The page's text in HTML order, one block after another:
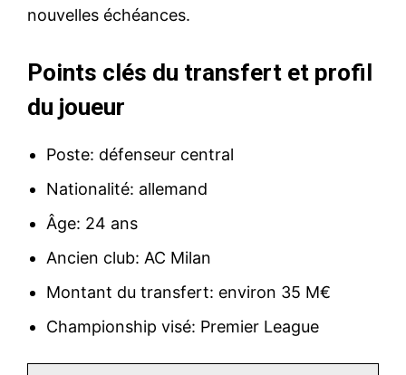
nouvelles échéances.
Points clés du transfert et profil
du joueur
Poste: défenseur central
Nationalité: allemand
Âge: 24 ans
Ancien club: AC Milan
Montant du transfert: environ 35 M€
Championship visé: Premier League